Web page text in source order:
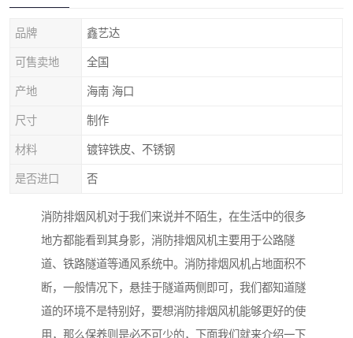
品牌 鑫艺达
可售卖地 全国
产地 海南 海口
尺寸 制作
材料 镀锌铁皮、不锈钢
是否进口 否
消防排烟风机对于我们来说并不陌生，在生活中的很多
地方都能看到其身影，消防排烟风机主要用于公路隧
道、铁路隧道等通风系统中。消防排烟风机占地面积不
断，一般情况下，悬挂于隧道两侧即可，我们都知道隧
道的环境不是特别好，要想消防排烟风机能够更好的使
用，那么保养则是必不可少的，下面我们就来介绍一下